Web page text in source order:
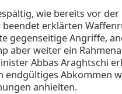
wie bereits vor
erklärten
gegenseitige Angriffe,
aber weiter ein
Abbas Araghtschi
endgültiges Abkommen
anhielten.